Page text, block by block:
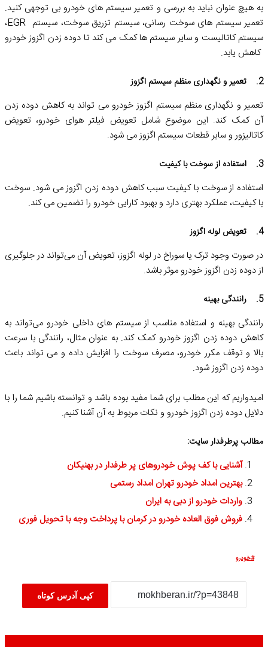
به هیچ عنوان نباید به بررسی و تعمیر سیستم‌ های خودرو بی توجهی کنید.
تعمیر سیستم ‌های سوخت‌ رسانی، سیستم تزریق سوخت، سیستم EGR،
سیستم کاتالیست و سایر سیستم‌ ها کمک می ‌کند تا دوده زدن اگزوز خودرو
کاهش یابد.
2. تعمیر و نگهداری منظم سیستم اگزوز
تعمیر و نگهداری منظم سیستم اگزوز خودرو می ‌تواند به کاهش دوده زدن
آن کمک کند. این موضوع شامل تعویض فیلتر هوای خودرو، تعویض
کاتالیزور و سایر قطعات سیستم اگزوز می شود.
3. استفاده از سوخت با کیفیت
استفاده از سوخت با کیفیت سبب کاهش دوده زدن اگزوز می ‌شود. سوخت
با کیفیت، عملکرد بهتری دارد و بهبود کارایی خودرو را تضمین می‌ کند.
4. تعویض لوله اگزوز
در صورت وجود ترک یا سوراخ در لوله اگزوز، تعویض آن می‌تواند در جلوگیری
از دوده زدن اگزوز خودرو موثر باشد.
5. رانندگی بهینه
رانندگی بهینه و استفاده مناسب از سیستم‌ های داخلی خودرو می‌تواند به
کاهش دوده زدن اگزوز خودرو کمک کند. به عنوان مثال، رانندگی با سرعت
بالا و توقف مکرر خودرو، مصرف سوخت را افزایش داده و می‌ تواند باعث
دوده زدن اگزوز شود.
امیدواریم که این مطلب برای شما مفید بوده باشد و توانسته باشیم شما را با
دلایل دوده زدن اگزوز خودرو و نکات مربوط به آن آشنا کنیم.
مطالب پرطرفدار سایت:
آشنایی با کف پوش خودروهای پر طرفدار در بهنیکان
بهترین امداد خودرو تهران امداد رستمی
واردات خودرو از دبی به ایران
فروش فوق العاده خودرو در کرمان با پرداخت وجه با تحویل فوری
خودرو
کپی آدرس کوتاه